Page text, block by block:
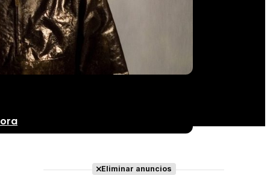
Eliminar anuncios